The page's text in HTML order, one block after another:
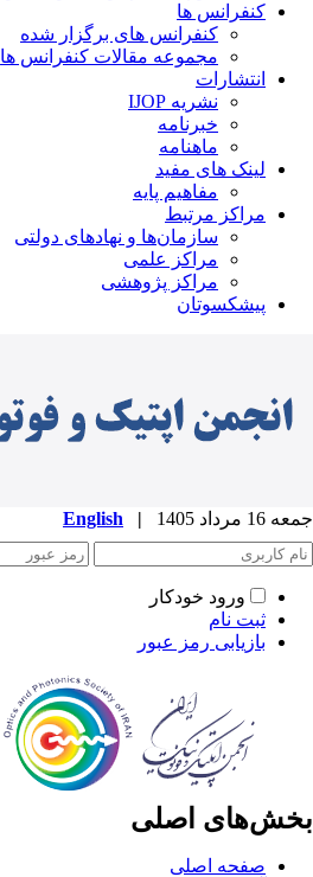
کنفرانس ها
کنفرانس های برگزار شده
مجموعه مقالات کنفرانس ها
انتشارات
نشریه IJOP
خبرنامه
ماهنامه
لینک های مفید
مفاهیم پایه
مراکز مرتبط
سازمان‌ها و نهادهای دولتی
مراکز علمی
مراکز پژوهشی
پیشکسوتان
جمعه 16 مرداد 1405 |
English
ورود خودکار
ثبت نام
بازیابی رمز عبور
بخش‌های اصلی
صفحه اصلی